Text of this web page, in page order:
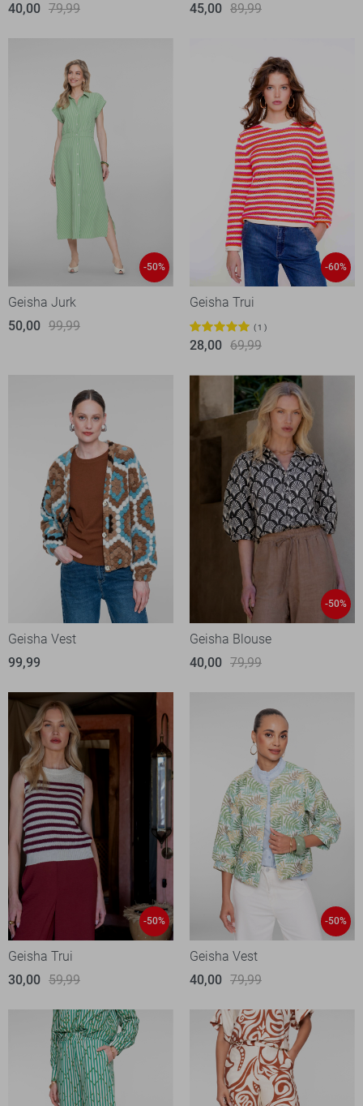
40,00 79,99
45,00 89,99
-50%
Geisha Jurk
50,00 99,99
-60%
Geisha Trui
1
28,00 69,99
Geisha Vest
99,99
-50%
Geisha Blouse
40,00 79,99
-50%
Geisha Trui
30,00 59,99
-50%
Geisha Vest
40,00 79,99